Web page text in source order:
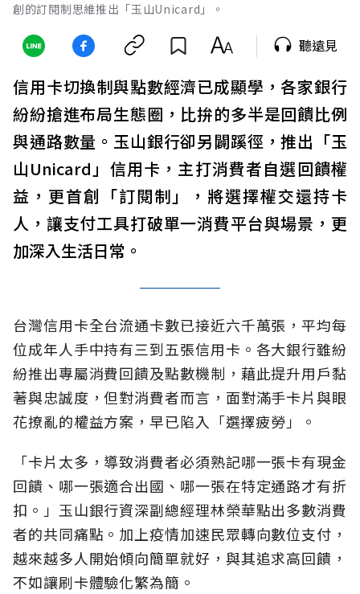
創的訂閱制思維推出「玉山Unicard」。
聽遠見
信用卡切換制與點數經濟已成顯學，各家銀行
紛紛搶進布局生態圈，比拚的多半是回饋比例
與通路數量。玉山銀行卻另闢蹊徑，推出「玉
山Unicard」信用卡，主打消費者自選回饋權
益，更首創「訂閱制」，將選擇權交還持卡
人，讓支付工具打破單一消費平台與場景，更
加深入生活日常。
台灣信用卡全台流通卡數已接近六千萬張，平均每
位成年人手中持有三到五張信用卡。各大銀行雖紛
紛推出專屬消費回饋及點數機制，藉此提升用戶黏
著與忠誠度，但對消費者而言，面對滿手卡片與眼
花撩亂的權益方案，早已陷入「選擇疲勞」。
「卡片太多，導致消費者必須熟記哪一張卡有現金
回饋、哪一張適合出國、哪一張在特定通路才有折
扣。」玉山銀行資深副總經理林榮華點出多數消費
者的共同痛點。加上疫情加速民眾轉向數位支付，
越來越多人開始傾向簡單就好，與其追求高回饋，
不如讓刷卡體驗化繁為簡。